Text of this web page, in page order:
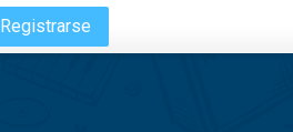
Registrarse